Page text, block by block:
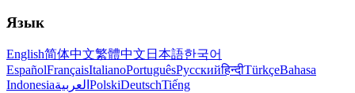
Язык
English简体中文繁體中文 日本語한국어
EspañolFrançaisItalianoPortuguêsРусскийहिन्दीTürkçeBahasa
Indonesiaالعربية PolskiDeutschTiếng